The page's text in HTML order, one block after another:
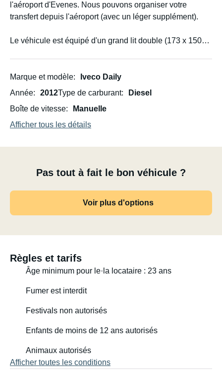
l'aéroport d'Evenes. Nous pouvons organiser votre
transfert depuis l'aéroport (avec un léger supplément).
Le véhicule est équipé d'un grand lit double (173 x 150
plan de travail pour la cuisine. (Tout est fait maison.) Un
toit ouvrant et des fenêtres ouvrantes sont présents sur
Batterie :
Capacité de la batterie : 195 Ah. Chargeur 220 V inclus.
Chauffage :
Chauffage diesel dans l'espace de chargement. Il est
télécommandé et fonctionne sur secteur (12 V) grâce à sa
- Couverts et ustensiles de cuisine nécessaires.
- Plaque de cuisson au gaz (fonctionnant avec des
- Évier avec eau froide uniquement. Pompe électrique
plan de travail.
Marque et modèle
Iveco Daily
Année
2012Type de carburant
Diesel
Boîte de vitesse
Manuelle
Afficher tous les détails
Pas tout à fait le bon véhicule ?
Voir plus d'options
Règles et tarifs
Âge minimum pour le·la locataire : 23 ans
Fumer est interdit
Festivals non autorisés
Enfants de moins de 12 ans autorisés
Animaux autorisés
Afficher toutes les conditions